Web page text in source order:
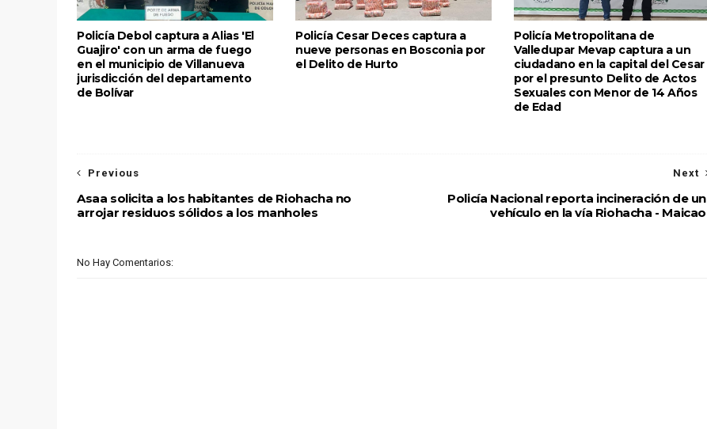
Policía Debol captura a Alias 'El
Guajiro' con un arma de fuego
en el municipio de Villanueva
jurisdicción del departamento
de Bolívar
Policía Cesar Deces captura a
nueve personas en Bosconia por
el Delito de Hurto
Policía Metropolitana de
Valledupar Mevap captura a un
ciudadano en la capital del Cesar
por el presunto Delito de Actos
Sexuales con Menor de 14 Años
de Edad
Next
Policía Nacional reporta incineración de un
vehículo en la vía Riohacha - Maicao
Previous
Asaa solicita a los habitantes de Riohacha no
arrojar residuos sólidos a los manholes
No Hay Comentarios: